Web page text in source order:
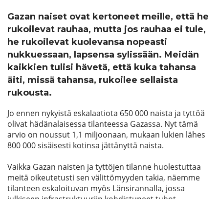
Gazan naiset ovat kertoneet meille, että he
rukoilevat rauhaa, mutta jos rauhaa ei tule,
he rukoilevat kuolevansa nopeasti
nukkuessaan, lapsensa sylissään. Meidän
kaikkien tulisi hävetä, että kuka tahansa
äiti, missä tahansa, rukoilee sellaista
rukousta.
Jo ennen nykyistä eskalaatiota 650 000 naista ja tyttöä
olivat hädänalaisessa tilanteessa Gazassa. Nyt tämä
arvio on noussut 1,1 miljoonaan, mukaan lukien lähes
800 000 sisäisesti kotinsa jättänyttä naista.
Vaikka Gazan naisten ja tyttöjen tilanne huolestuttaa
meitä oikeutetusti sen välittömyyden takia, näemme
tilanteen eskaloituvan myös Länsirannalla, jossa